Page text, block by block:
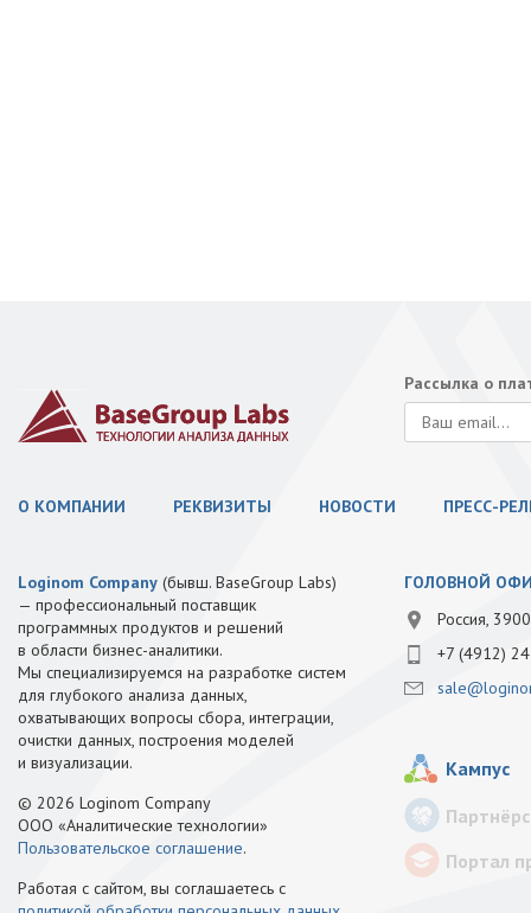
Рассылка о
О КОМПАНИИ РЕКВИЗИТЫ НОВОСТИ ПРЕСС-
Loginom Company (бывш. BaseGroup Labs)
— профессиональный поставщик
программных продуктов и решений
в области бизнес-аналитики.
Мы специализируемся на разработке систем
для глубокого анализа данных,
охватывающих вопросы сбора, интеграции,
очистки данных, построения моделей
и визуализации.
© 2026 Loginom Company
ООО «Аналитические технологии»
Пользовательское соглашение.
Работая с сайтом, вы соглашаетесь с
ГОЛОВНОЙ
Россия,
+7 (4912)
Кампус
Портал